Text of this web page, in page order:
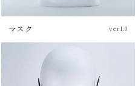
マスク ver1.0